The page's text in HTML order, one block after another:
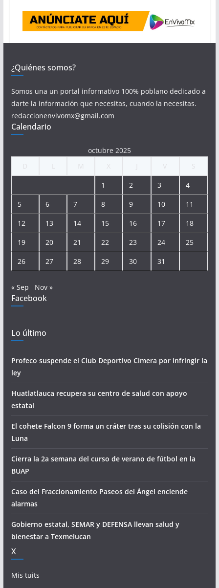
¿Quiénes somos?
Somos una un portal informativo 100% poblano dedicado a
darte la información que necesitas, cuando la necesitas.
redaccionenvivomx@gmail.com
Calendario
octubre 2025
1 2 3 4
5 6 7 8 9 10 11
12 13 14 15 16 17 18
19 20 21 22 23 24 25
26 27 28 29 30 31
« Sep Nov »
Facebook
Lo último
Profeco suspende el Club Deportivo Cimera por infringir la
ley
Huatlatlauca recupera su centro de salud con apoyo
estatal
El cohete Falcon 9 forma un cráter tras su colisión con la
Luna
Cierra la 2a semana del curso de verano de fútbol en la
BUAP
Caso del Fraccionamiento Paseos del Ángel enciende
alarmas
Gobierno estatal, SEMAR y DEFENSA llevan salud y
bienestar a Texmelucan
X
Mis tuits